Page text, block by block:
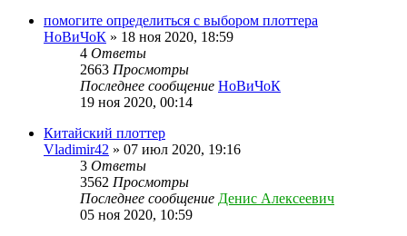
помогите определиться с выбором плоттера
НоВиЧоК » 18 ноя 2020, 18:59
4 Ответы
2663 Просмотры
Последнее сообщение НоВиЧоК
19 ноя 2020, 00:14
Китайский плоттер
Vladimir42 » 07 июл 2020, 19:16
3 Ответы
3562 Просмотры
Последнее сообщение Денис Алексеевич
05 ноя 2020, 10:59